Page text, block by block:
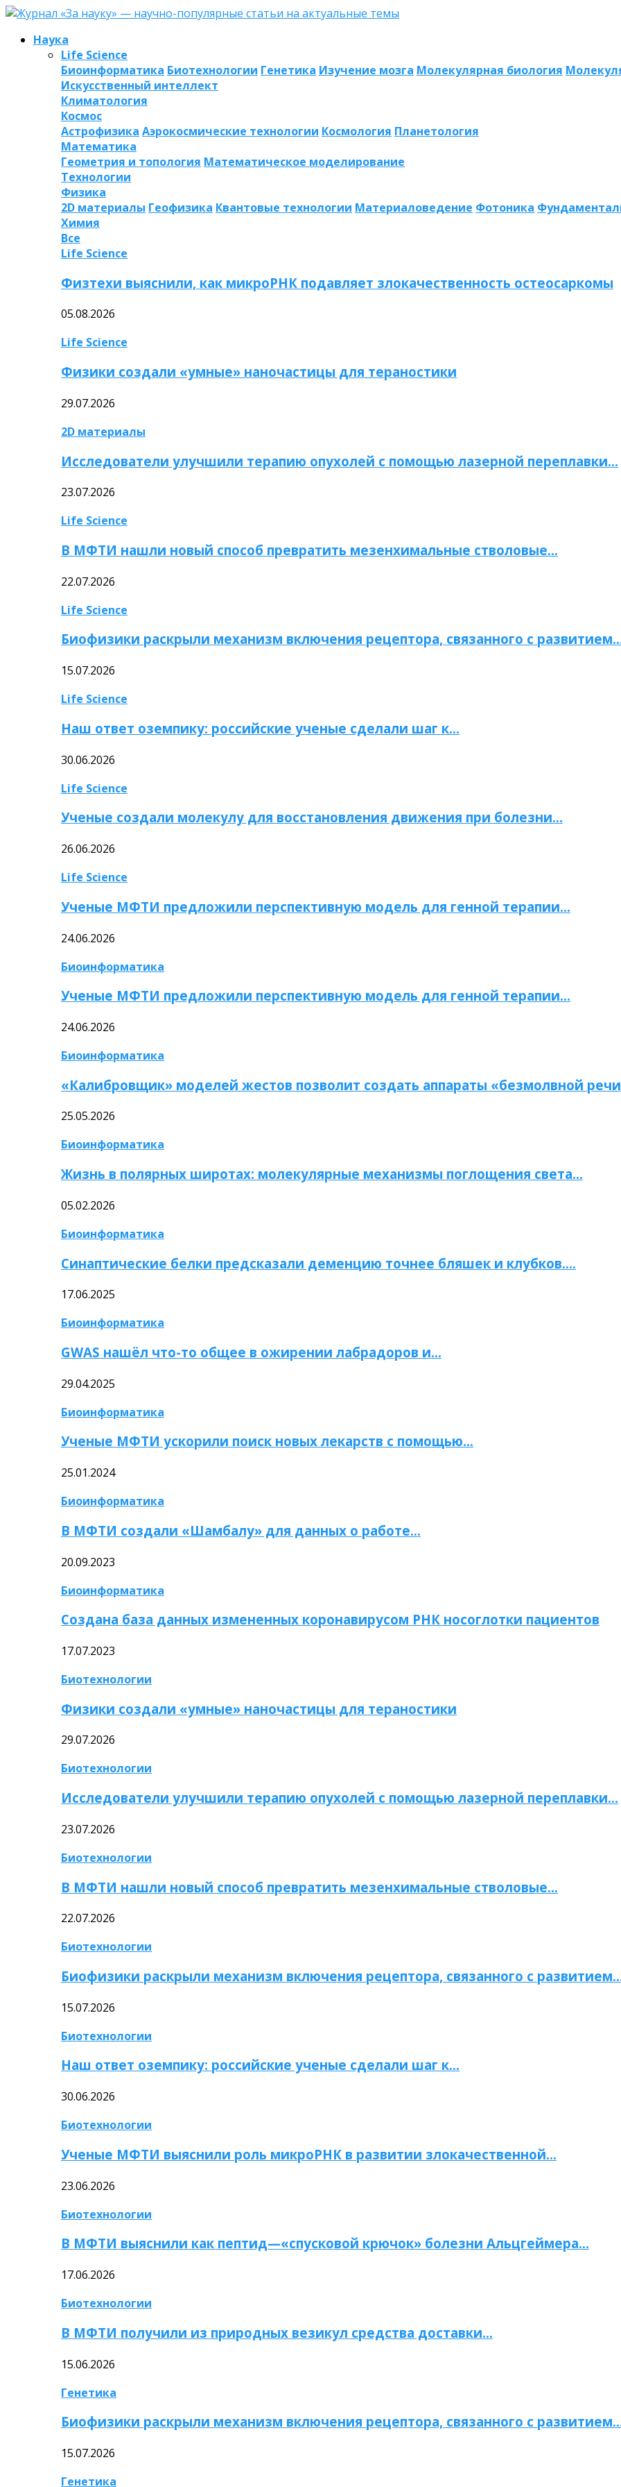
Наука
Life Science
Биоинформатика Биотехнологии Генетика Изучение мозга Молекулярная биология
Искусственный интеллект
Климатология
Космос
Астрофизика Аэрокосмические технологии Космология Планетология
Математика
Геометрия и топология Математическое моделирование
Технологии
Физика
2D материалы Геофизика Квантовые технологии Материаловедение Фотоника
Химия
Все
Life Science
Физтехи выяснили, как микроРНК подавляет злокачественность остеосаркомы
05.08.2026
Life Science
Физики создали «умные» наночастицы для тераностики
29.07.2026
2D материалы
Исследователи улучшили терапию опухолей с помощью лазерной переплавки…
23.07.2026
Life Science
В МФТИ нашли новый способ превратить мезенхимальные стволовые…
22.07.2026
Life Science
Биофизики раскрыли механизм включения рецептора, связанного с
15.07.2026
Life Science
Наш ответ оземпику: российские ученые сделали шаг к…
30.06.2026
Life Science
Ученые создали молекулу для восстановления движения при болезни…
26.06.2026
Life Science
Ученые МФТИ предложили перспективную модель для генной терапии…
24.06.2026
Биоинформатика
Ученые МФТИ предложили перспективную модель для генной терапии…
24.06.2026
Биоинформатика
«Калибровщик» моделей жестов позволит создать аппараты «безмолвной
25.05.2026
Биоинформатика
Жизнь в полярных широтах: молекулярные механизмы поглощения света…
05.02.2026
Биоинформатика
Синаптические белки предсказали деменцию точнее бляшек и клубков….
17.06.2025
Биоинформатика
GWAS нашёл что-то общее в ожирении лабрадоров и…
29.04.2025
Биоинформатика
Ученые МФТИ ускорили поиск новых лекарств с помощью…
25.01.2024
Биоинформатика
В МФТИ создали «Шамбалу» для данных о работе…
20.09.2023
Биоинформатика
Создана база данных измененных коронавирусом РНК носоглотки пациентов
17.07.2023
Биотехнологии
Физики создали «умные» наночастицы для тераностики
29.07.2026
Биотехнологии
Исследователи улучшили терапию опухолей с помощью лазерной переплавки…
23.07.2026
Биотехнологии
В МФТИ нашли новый способ превратить мезенхимальные стволовые…
22.07.2026
Биотехнологии
Биофизики раскрыли механизм включения рецептора, связанного с
15.07.2026
Биотехнологии
Наш ответ оземпику: российские ученые сделали шаг к…
30.06.2026
Биотехнологии
Ученые МФТИ выяснили роль микроРНК в развитии злокачественной…
23.06.2026
Биотехнологии
В МФТИ выяснили как пептид—«спусковой крючок» болезни Альцгеймера…
17.06.2026
Биотехнологии
В МФТИ получили из природных везикул средства доставки…
15.06.2026
Генетика
Биофизики раскрыли механизм включения рецептора, связанного с
15.07.2026
Генетика